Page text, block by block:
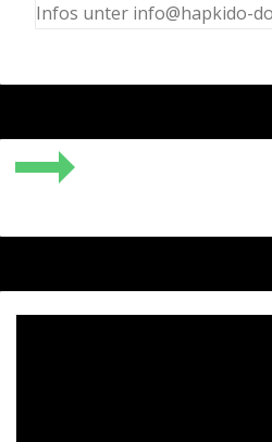
Infos unter info@hapkido-